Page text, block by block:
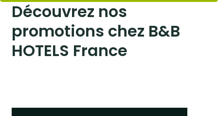
Découvrez nos
promotions chez B&B
HOTELS France